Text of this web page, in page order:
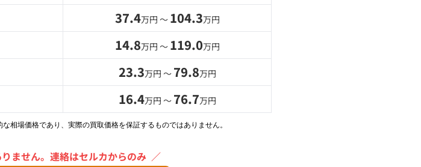
37.4万円 〜 104.3万円
14.8万円 〜 119.0万円
23.3万円 〜 79.8万円
16.4万円 〜 76.7万円
相場価格であり、実際の買取価格を保証するものではありません。
ません。 連絡はセルカからのみ ／